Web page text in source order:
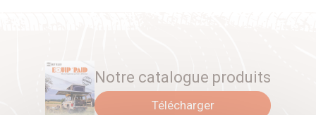
Notre catalogue produits
Télécharger